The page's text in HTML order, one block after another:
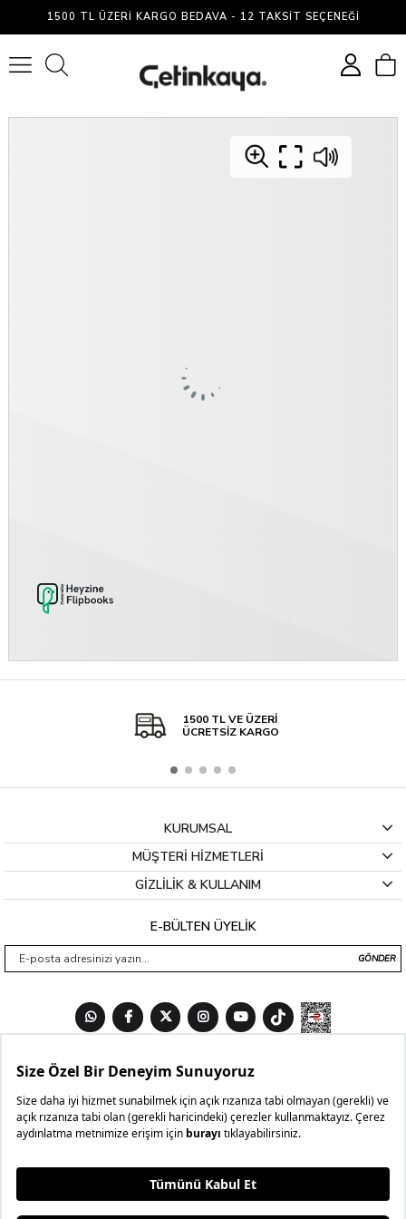
1500 TL ÜZERI KARGO BEDAVA - 12 TAKSIT SEÇENEĞI
1500 TL VE ÜZERİ
ÜCRETSİZ KARGO
KURUMSAL
MÜŞTERİ HİZMETLERİ
GİZLİLİK & KULLANIM
E-BÜLTEN ÜYELİK
GÖNDER